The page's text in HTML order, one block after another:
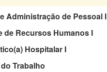
Administração de Pessoal I
de Recursos Humanos I
Hospitalar I
Trabalho